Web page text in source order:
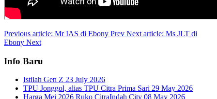
Previous article: Mr IAS di Ebony Prev Next article: Ms JLT di
Ebony Next
Info Baru
Istilah Gen Z 23 July 2026
TPU Jonggol, alias TPU Citra Prima Sari 29 May 2026
Harga Mei 2026 Ruko CitraIndah City 08 May 2026